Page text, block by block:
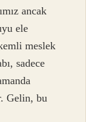
ancak
ele
meslek
sadece
Gelin, bu